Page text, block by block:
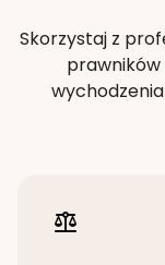
Skorzystaj z
prawników